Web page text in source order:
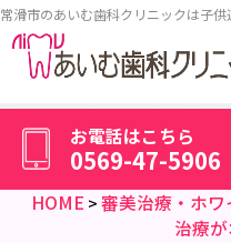
お電話はこち
0569-47-
ホーム
常滑市のあいむ歯科クリニックは子
お電話はこちら
0569-47-5906
HOME > 審美治療・ホ
治療が